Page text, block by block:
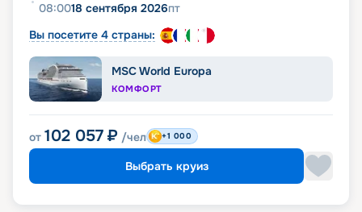
08:0018 сентября 2026пт
Вы посетите 4 страны:
MSC World Europa
КОМФОРТ
от 102 057 ₽ /чел +1 000
Выбрать круиз